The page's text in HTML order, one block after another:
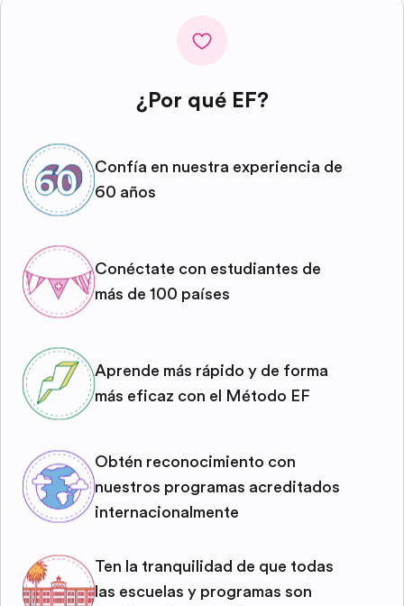
¿Por qué EF?
Confía en nuestra experiencia de
60 años
Conéctate con estudiantes de
más de 100 países
Aprende más rápido y de forma
más eficaz con el Método EF
Obtén reconocimiento con
nuestros programas acreditados
internacionalmente
Ten la tranquilidad de que todas
las escuelas y programas son